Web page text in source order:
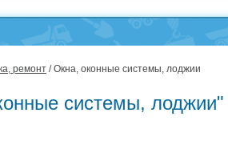
ремонт / Окна, оконные системы, лоджии
системы, лоджии"